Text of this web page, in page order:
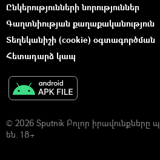
Ընկերությունների նորություններ
Գաղտնիության քաղաքականություն
Տեղեկանիշի (cookie) օգտագործման
Հետադարձ կապ
© 2026 Sputnik Բոլոր
են. 18+